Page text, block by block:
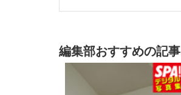
編集部おすすめの記事